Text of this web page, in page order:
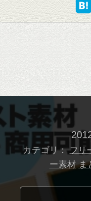
カテゴリ： フリ
ー素材 ま